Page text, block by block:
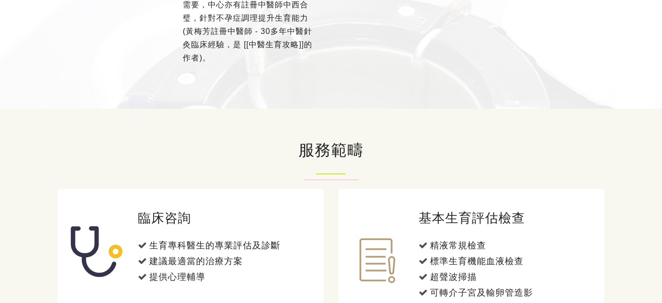
需要，中心亦有註冊中醫師中西合
璧，針對不孕症調理提升生育能力
(黃梅芳註冊中醫師 - 30多年中醫針
灸臨床經驗，是 [[中醫生育攻略]]的
作者)。
服務範疇
臨床咨詢
生育專科醫生的專業評估及診斷
建議最適當的治療方案
提供心理輔導
基本生育評估檢查
精液常規檢查
標準生育機能血液檢查
超聲波掃描
可轉介子宮及輸卵管造影